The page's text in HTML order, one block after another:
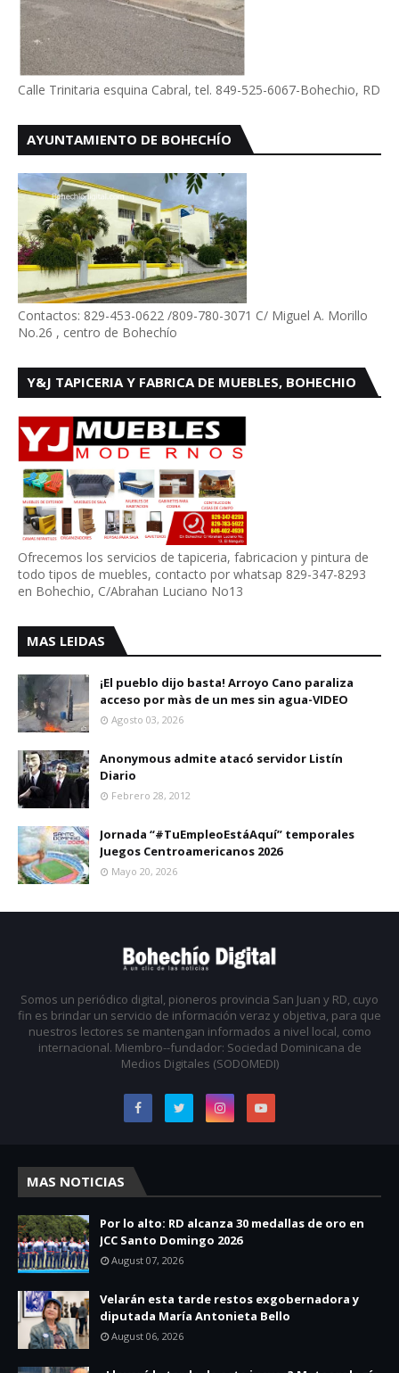
Calle Trinitaria esquina Cabral, tel. 849-525-6067-Bohechio, RD
AYUNTAMIENTO DE BOHECHÍO
Contactos: 829-453-0622 /809-780-3071 C/ Miguel A. Morillo
No.26 , centro de Bohechío
Y&J TAPICERIA Y FABRICA DE MUEBLES, BOHECHIO
Ofrecemos los servicios de tapiceria, fabricacion y pintura de
todo tipos de muebles, contacto por whatsap 829-347-8293
en Bohechio, C/Abrahan Luciano No13
MAS LEIDAS
¡El pueblo dijo basta! Arroyo Cano paraliza
acceso por màs de un mes sin agua-VIDEO
Agosto 03, 2026
Anonymous admite atacó servidor Listín
Diario
Febrero 28, 2012
Jornada “#TuEmpleoEstáAquí” temporales
Juegos Centroamericanos 2026
Mayo 20, 2026
Somos un periódico digital, pioneros provincia San Juan y RD, cuyo
fin es brindar un servicio de información veraz y objetiva, para que
nuestros lectores se mantengan informados a nivel local, como
internacional. Miembro--fundador: Sociedad Dominicana de
Medios Digitales (SODOMEDI)
MAS NOTICIAS
Por lo alto: RD alcanza 30 medallas de oro en
JCC Santo Domingo 2026
August 07, 2026
Velarán esta tarde restos exgobernadora y
diputada María Antonieta Bello
August 06, 2026